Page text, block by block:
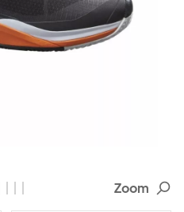
Zoom